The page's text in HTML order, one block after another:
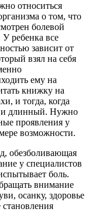
относиться
о том, что
болевой
ребенка все
зависит от
взял на себя
ему на
книжку на
и тогда, когда
и длинный. Нужно
проявления у
возможности.
обезболивающая
у специалистов
боль.
внимание
осанку, здоровье